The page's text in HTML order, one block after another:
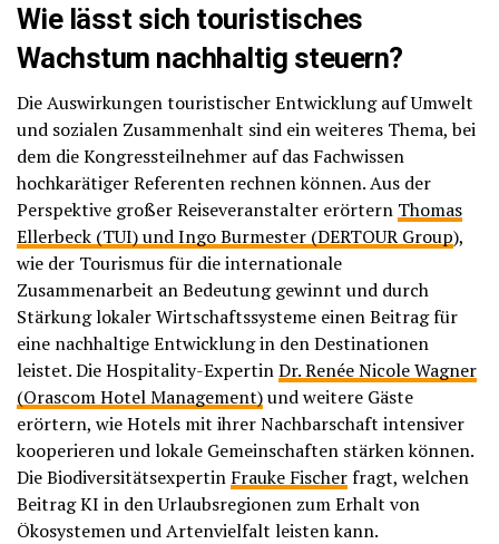
Wie lässt sich touristisches
Wachstum nachhaltig steuern?
Die Auswirkungen touristischer Entwicklung auf Umwelt
und sozialen Zusammenhalt sind ein weiteres Thema, bei
dem die Kongressteilnehmer auf das Fachwissen
hochkarätiger Referenten rechnen können. Aus der
Perspektive großer Reiseveranstalter erörtern Thomas
Ellerbeck (TUI) und Ingo Burmester (DERTOUR Group),
wie der Tourismus für die internationale
Zusammenarbeit an Bedeutung gewinnt und durch
Stärkung lokaler Wirtschaftssysteme einen Beitrag für
eine nachhaltige Entwicklung in den Destinationen
leistet. Die Hospitality-ExpertinDr. Renée Nicole Wagner
(Orascom Hotel Management)und weitere Gäste
erörtern, wie Hotels mit ihrer Nachbarschaft intensiver
kooperieren und lokale Gemeinschaften stärken können.
Die Biodiversitätsexpertin Frauke Fischerfragt, welchen
Beitrag KI in den Urlaubsregionen zum Erhalt von
Ökosystemen und Artenvielfalt leisten kann.